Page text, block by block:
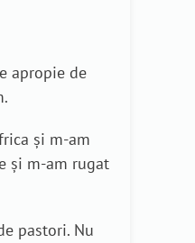
apropie de
și m-am
și m-am rugat
pastori. Nu